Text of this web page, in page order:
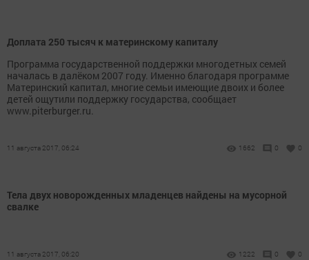
Доплата 250 тысяч к материнскому капиталу
Программа государственной поддержки многодетных семей
началась в далёком 2007 году. Именно благодаря программе
Материнский капитал, многие семьи имеющие двоих и более
детей ощутили поддержку государства, сообщает
www.piterburger.ru.
11 августа 2017, 06:24 1662 0 0
Тела двух новорожденных младенцев найдены на мусорной
свалке
11 августа 2017, 06:20 1222 0 0